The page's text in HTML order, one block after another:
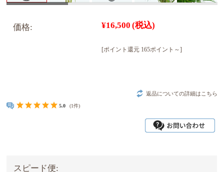
価格: ¥16,500 (税込)
[ポイント還元 165ポイント～]
返品についての詳細はこちら
5.0 (1件)
スピード便: